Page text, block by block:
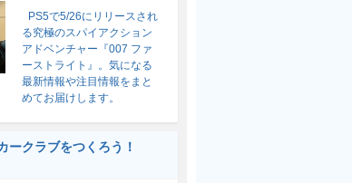
PS5で5/26にリリースされ
る究極のスパイアクション
アドベンチャー『007 ファ
ーストライト』。気になる
最新情報や注目情報をまと
めてお届けします。
ークラブをつくろう！